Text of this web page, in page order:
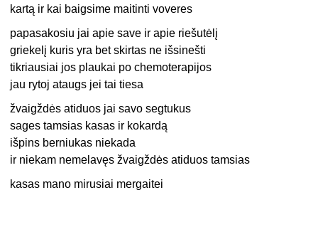
kartą ir kai baigsime maitinti voveres
papasakosiu jai apie save ir apie riešutėlį
griekelį kuris yra bet skirtas ne išsinešti
tikriausiai jos plaukai po chemoterapijos
jau rytoj ataugs jei tai tiesa
žvaigždės atiduos jai savo segtukus
sages tamsias kasas ir kokardą
išpins berniukas niekada
ir niekam nemelavęs žvaigždės atiduos tamsias
kasas mano mirusiai mergaitei